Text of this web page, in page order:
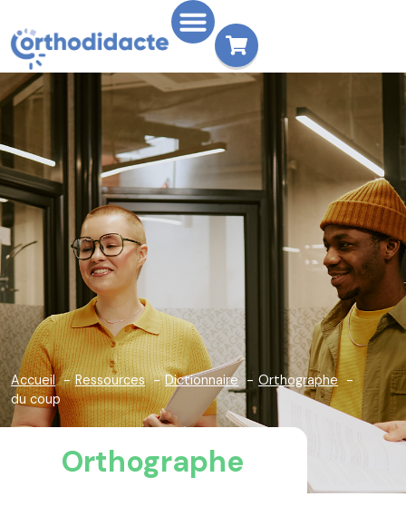
Accueil Ressources Dictionnaire
Orthographe
du coup
Orthographe